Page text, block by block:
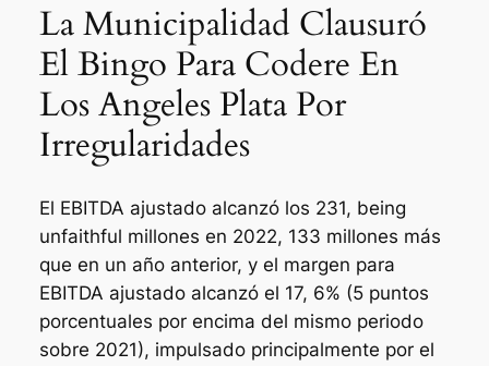
La Municipalidad Clausuró
El Bingo Para Codere En
Los Angeles Plata Por
Irregularidades
El EBITDA ajustado alcanzó los 231, being
unfaithful millones en 2022, 133 millones más
que en un año anterior, y el margen para
EBITDA ajustado alcanzó el 17, 6% (5 puntos
porcentuales por encima del mismo periodo
sobre 2021), impulsado principalmente por el